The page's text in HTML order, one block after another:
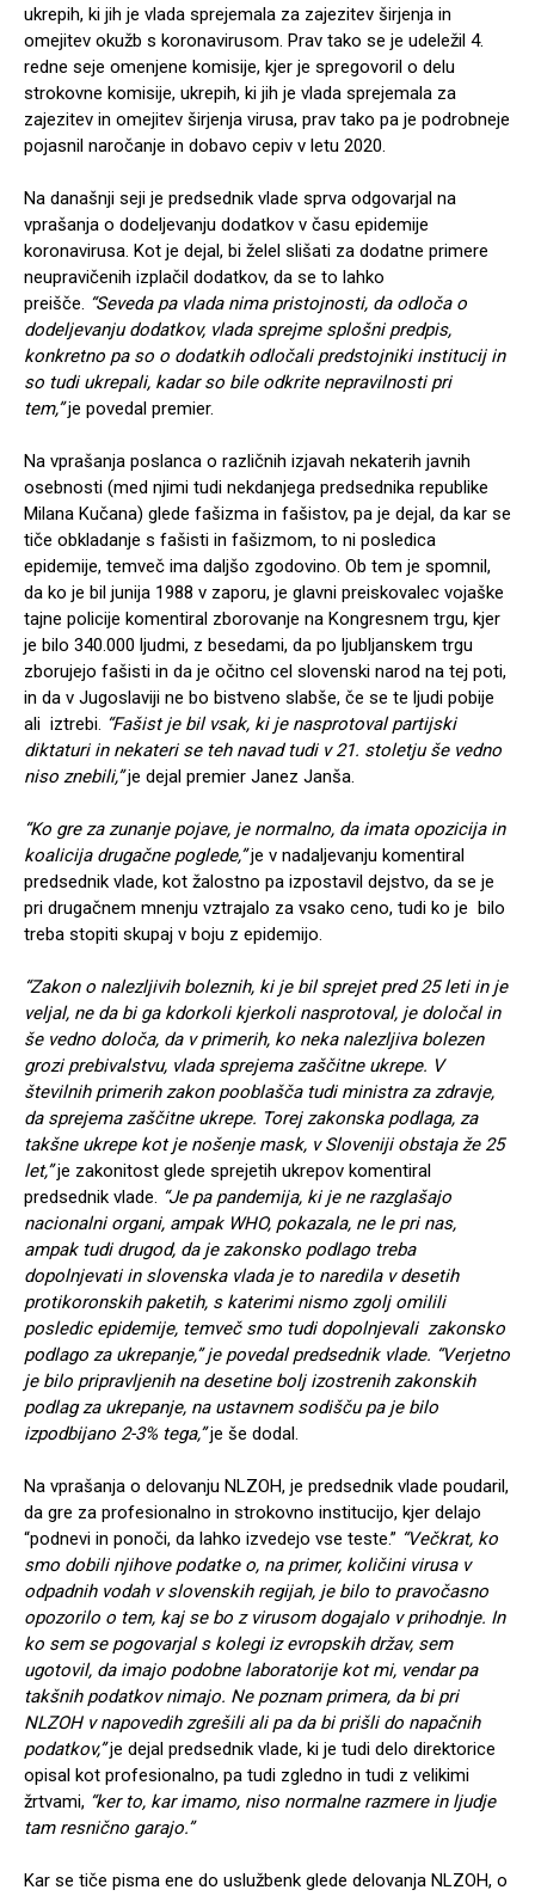
ukrepih, ki jih je vlada sprejemala za zajezitev širjenja in
omejitev okužb s koronavirusom. Prav tako se je udeležil 4.
redne seje omenjene komisije, kjer je spregovoril o delu
strokovne komisije, ukrepih, ki jih je vlada sprejemala za
zajezitev in omejitev širjenja virusa, prav tako pa je podrobneje
pojasnil naročanje in dobavo cepiv v letu 2020.
Na današnji seji je predsednik vlade sprva odgovarjal na
vprašanja o dodeljevanju dodatkov v času epidemije
koronavirusa. Kot je dejal, bi želel slišati za dodatne primere
neupravičenih izplačil dodatkov, da se to lahko
preišče. “Seveda pa vlada nima pristojnosti, da odloča o
dodeljevanju dodatkov, vlada sprejme splošni predpis,
konkretno pa so o dodatkih odločali predstojniki institucij in
so tudi ukrepali, kadar so bile odkrite nepravilnosti pri
tem,”je povedal premier.
Na vprašanja poslanca o različnih izjavah nekaterih javnih
osebnosti (med njimi tudi nekdanjega predsednika republike
Milana Kučana) glede fašizma in fašistov, pa je dejal, da kar se
tiče obkladanje s fašisti in fašizmom, to ni posledica
epidemije, temveč ima daljšo zgodovino. Ob tem je spomnil,
da ko je bil junija 1988 v zaporu, je glavni preiskovalec vojaške
tajne policije komentiral zborovanje na Kongresnem trgu, kjer
je bilo 340.000 ljudmi, z besedami, da po ljubljanskem trgu
zborujejo fašisti in da je očitno cel slovenski narod na tej poti,
in da v Jugoslaviji ne bo bistveno slabše, če se te ljudi pobije
ali iztrebi. “Fašist je bil vsak, ki je nasprotoval partijski
diktaturi in nekateri se teh navad tudi v 21. stoletju še vedno
niso znebili,”je dejal premier Janez Janša.
“Ko gre za zunanje pojave, je normalno, da imata opozicija in
koalicija drugačne poglede,”je v nadaljevanju komentiral
predsednik vlade, kot žalostno pa izpostavil dejstvo, da se je
pri drugačnem mnenju vztrajalo za vsako ceno, tudi ko je bilo
treba stopiti skupaj v boju z epidemijo.
“Zakon o nalezljivih boleznih, ki je bil sprejet pred 25 leti in je
veljal, ne da bi ga kdorkoli kjerkoli nasprotoval, je določal in
še vedno določa, da v primerih, ko neka nalezljiva bolezen
grozi prebivalstvu, vlada sprejema zaščitne ukrepe. V
številnih primerih zakon pooblašča tudi ministra za zdravje,
da sprejema zaščitne ukrepe. Torej zakonska podlaga, za
takšne ukrepe kot je nošenje mask, v Sloveniji obstaja že 25
let,”je zakonitost glede sprejetih ukrepov komentiral
predsednik vlade. “Je pa pandemija, ki je ne razglašajo
nacionalni organi, ampak WHO, pokazala, ne le pri nas,
ampak tudi drugod, da je zakonsko podlago treba
dopolnjevati in slovenska vlada je to naredila v desetih
protikoronskih paketih, s katerimi nismo zgolj omilili
posledic epidemije, temveč smo tudi dopolnjevali zakonsko
podlago za ukrepanje,” je povedal predsednik vlade. “Verjetno
je bilo pripravljenih na desetine bolj izostrenih zakonskih
podlag za ukrepanje, na ustavnem sodišču pa je bilo
izpodbijano 2-3% tega,”je še dodal.
Na vprašanja o delovanju NLZOH, je predsednik vlade poudaril,
da gre za profesionalno in strokovno institucijo, kjer delajo
“podnevi in ponoči, da lahko izvedejo vse teste.” “Večkrat, ko
smo dobili njihove podatke o, na primer, količini virusa v
odpadnih vodah v slovenskih regijah, je bilo to pravočasno
opozorilo o tem, kaj se bo z virusom dogajalo v prihodnje. In
ko sem se pogovarjal s kolegi iz evropskih držav, sem
ugotovil, da imajo podobne laboratorije kot mi, vendar pa
takšnih podatkov nimajo. Ne poznam primera, da bi pri
NLZOH v napovedih zgrešili ali pa da bi prišli do napačnih
podatkov,”je dejal predsednik vlade, ki je tudi delo direktorice
opisal kot profesionalno, pa tudi zgledno in tudi z velikimi
žrtvami, “ker to, kar imamo, niso normalne razmere in ljudje
tam resnično garajo.”
Kar se tiče pisma ene do uslužbenk glede delovanja NLZOH, o